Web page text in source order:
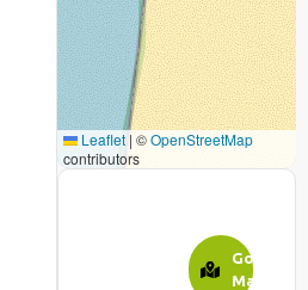
Leaflet | ©OpenStreetMap
contributors
Google
Maps